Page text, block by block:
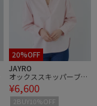
20%OFF
JAYRO
オックススキッパーブラ
ウス
¥6,600
2BUY10%OFF